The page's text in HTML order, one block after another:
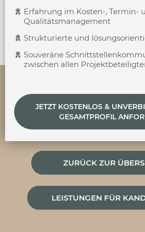
Erfahrung im Kosten‑, Termin‑
Qualitätsmanagement
Strukturierte und
Souveräne
zwischen allen
JETZT KOSTENLOS &
GESAMTPROFIL
ZURÜCK ZUR
LEISTUNGEN FÜR